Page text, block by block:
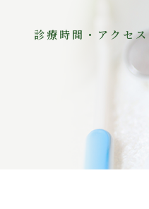
診療時間・アクセス